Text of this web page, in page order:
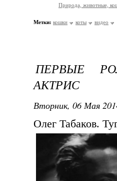
Природа, животные,
Метки: кошки коты видео
ПЕРВЫЕ
АКТРИС
Вторник, 06 Мая
Олег Табаков.